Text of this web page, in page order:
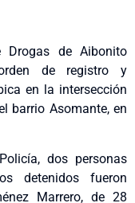
de Aibonito
de registro y
en la intersección
barrio Asomante, en
dos personas
detenidos fueron
Marrero, de 28